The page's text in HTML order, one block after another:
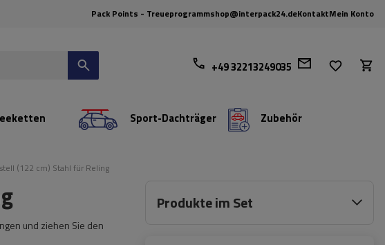
Pack Points - Treueprogrammshop@interpack24.deKontaktMein Konto
+49 32213249035
Sport-Dachträger Zubehör
(122 cm) Stahl für Reling
und ziehen Sie den
Produkte im Set